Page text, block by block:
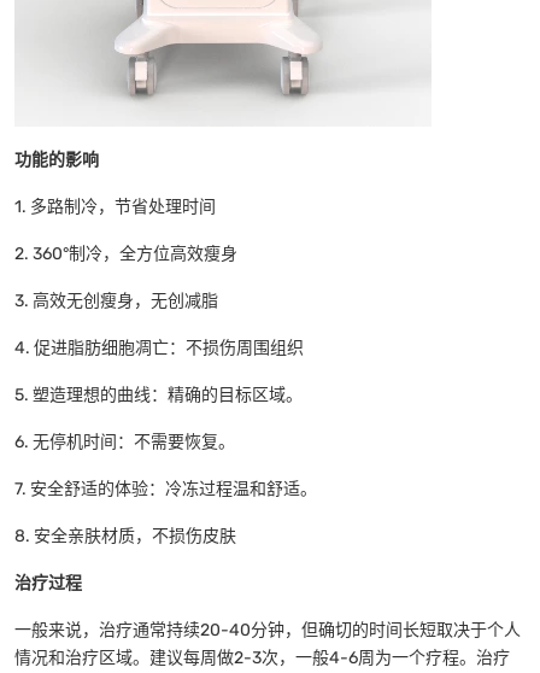
功能的影响
1. 多路制冷，节省处理时间
2. 360°制冷，全方位高效瘦身
3. 高效无创瘦身，无创减脂
4. 促进脂肪细胞凋亡：不损伤周围组织
5. 塑造理想的曲线：精确的目标区域。
6. 无停机时间：不需要恢复。
7. 安全舒适的体验：冷冻过程温和舒适。
8. 安全亲肤材质，不损伤皮肤
治疗过程
一般来说，治疗通常持续20-40分钟，但确切的时间长短取决于个人
情况和治疗区域。建议每周做2-3次，一般4-6周为一个疗程。治疗